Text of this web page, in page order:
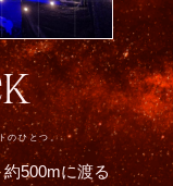
のひとつ。
約500mに渡る